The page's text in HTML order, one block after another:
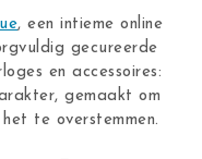
, een intieme online
gecureerde
en accessoires:
gemaakt om
te overstemmen.